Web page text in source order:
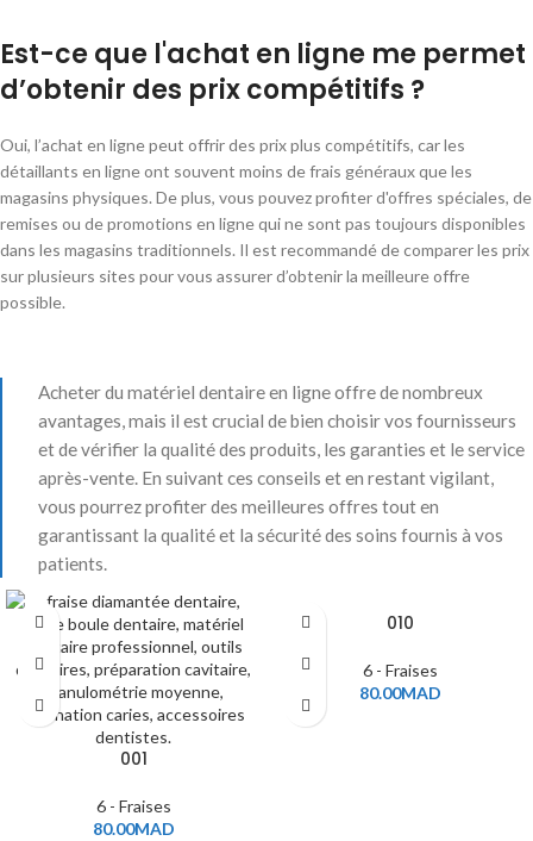
Est-ce que l'achat en ligne me permet
d’obtenir des prix compétitifs ?
Oui, l’achat en ligne peut offrir des prix plus compétitifs, car les
détaillants en ligne ont souvent moins de frais généraux que les
magasins physiques. De plus, vous pouvez profiter d'offres spéciales, de
remises ou de promotions en ligne qui ne sont pas toujours disponibles
dans les magasins traditionnels. Il est recommandé de comparer les prix
sur plusieurs sites pour vous assurer d’obtenir la meilleure offre
possible.
Acheter du matériel dentaire en ligne offre de nombreux
avantages, mais il est crucial de bien choisir vos fournisseurs
et de vérifier la qualité des produits, les garanties et le service
après-vente. En suivant ces conseils et en restant vigilant,
vous pourrez profiter des meilleures offres tout en
garantissant la qualité et la sécurité des soins fournis à vos
patients.
001
6 - Fraises
80.00MAD
010
6 - Fraises
80.00MAD